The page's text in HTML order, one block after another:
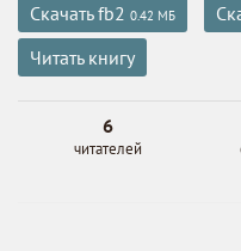
Скачать fb2 0.42 МБ
Читать книгу
6
читателей